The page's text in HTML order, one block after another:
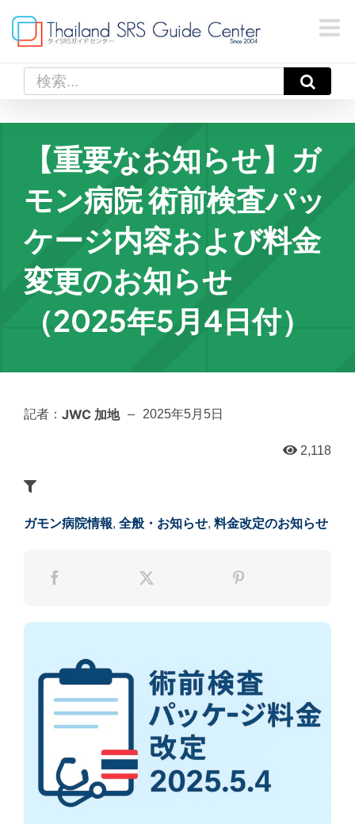
content
索
【重要なお知らせ】ガ
モン病院 術前検査パッ
ケージ内容および料金
変更のお知らせ
（2025年5月4日付）
記者： JWC 加地 – 2025年5月5日
2,118
ガモン病院情報, 全般・お知らせ, 料金改定のお知らせ